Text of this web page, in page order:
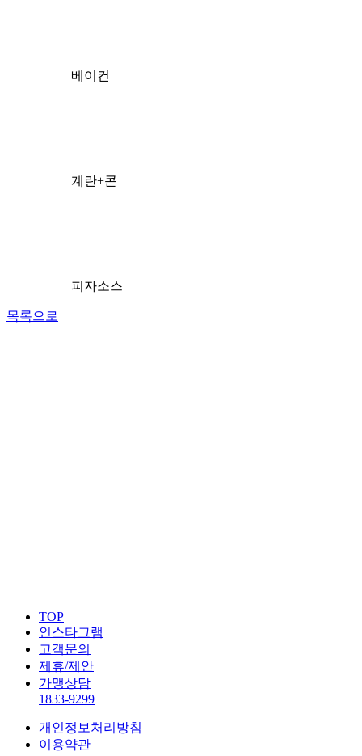
베이컨
계란+콘
피자소스
목록으로
TOP
인스타그램
고객문의
제휴/제안
가맹상담
1833-9299
개인정보처리방침
이용약관